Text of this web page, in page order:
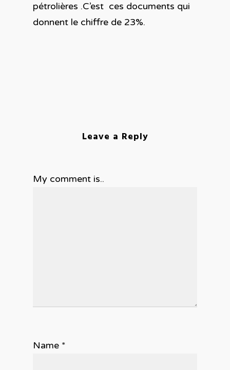
pétrolières .C’est ces documents qui
donnent le chiffre de 23%.
Leave a Reply
My comment is..
Name *